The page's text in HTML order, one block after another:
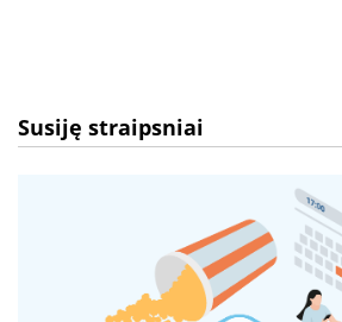
Susiję straipsniai